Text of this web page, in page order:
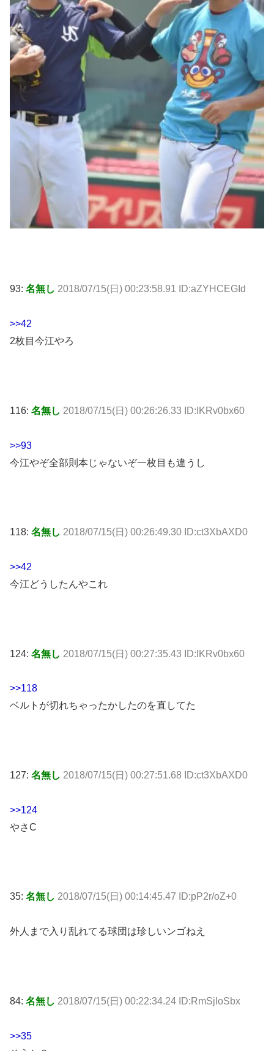
93: 名無し 2018/07/15(日) 00:23:58.91 ID:aZYHCEGId
>>42
2枚目今江やろ
116: 名無し 2018/07/15(日) 00:26:26.33 ID:IKRv0bx60
>>93
今江やぞ全部則本じゃないぞ一枚目も違うし
118: 名無し 2018/07/15(日) 00:26:49.30 ID:ct3XbAXD0
>>42
今江どうしたんやこれ
124: 名無し 2018/07/15(日) 00:27:35.43 ID:IKRv0bx60
>>118
ベルトが切れちゃったかしたのを直してた
127: 名無し 2018/07/15(日) 00:27:51.68 ID:ct3XbAXD0
>>124
やさC
35: 名無し 2018/07/15(日) 00:14:45.47 ID:pP2r/oZ+0
外人まで入り乱れてる球団は珍しいンゴねえ
84: 名無し 2018/07/15(日) 00:22:34.24 ID:RmSjIoSbx
>>35